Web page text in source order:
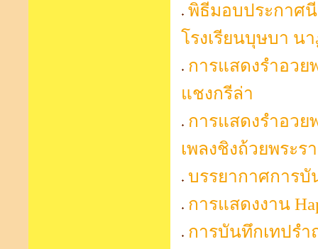
พิธีมอบประกาศ
โรงเรียนบุษบา น
การแสดงรำอวย
แชงกรีล่า
การแสดงรำอว
เพลงชิงถ้วยพระร
บรรยากาศการบั
การแสดงงาน
การบันทึกเทปร